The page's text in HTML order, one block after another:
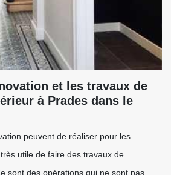
et les travaux de
à Prades dans le
peuvent de réaliser pour les
utile de faire des travaux de
sont des opérations qui ne sont pas